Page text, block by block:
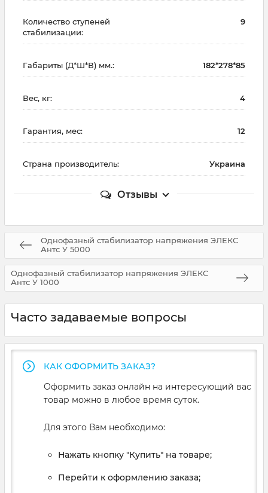
Количество ступеней
стабилизации:
9
Габариты (Д*Ш*В) мм.: 182*278*85
Вес, кг: 4
Гарантия, мес: 12
Страна производитель: Украина
Отзывы
Однофазный стабилизатор напряжения ЭЛЕКС
Антс У 5000
Однофазный стабилизатор напряжения ЭЛЕКС
Антс У 1000
Часто задаваемые вопросы
КАК ОФОРМИТЬ ЗАКАЗ?
Оформить заказ онлайн на интересующий вас
товар можно в любое время суток.
Для этого Вам необходимо:
Нажать кнопку "Купить" на товаре;
Перейти к оформлению заказа;